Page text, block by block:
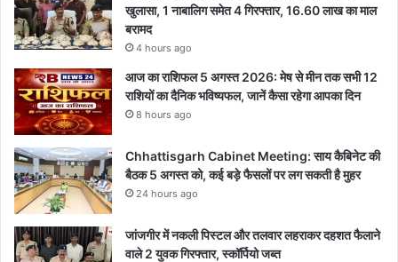
खुलासा, 1 नाबालिग समेत 4 गिरफ्तार, 16.60 लाख का माल
बरामद
4 hours ago
आज का राशिफल 5 अगस्त 2026: मेष से मीन तक सभी 12
राशियों का दैनिक भविष्यफल, जानें कैसा रहेगा आपका दिन
8 hours ago
Chhattisgarh Cabinet Meeting: साय कैबिनेट की
बैठक 5 अगस्त को, कई बड़े फैसलों पर लग सकती है मुहर
24 hours ago
जांजगीर में नकली पिस्टल और तलवार लहराकर दहशत फैलाने
वाले 2 युवक गिरफ्तार, स्कॉर्पियो जब्त